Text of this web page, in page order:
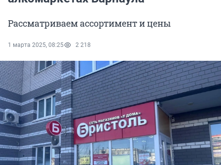
Рассматриваем ассортимент и цены
1 марта 2025, 08:25 2 218